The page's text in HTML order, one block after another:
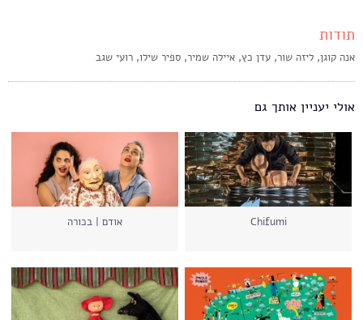
תודות
אנה קוגן, ליזה שור, עדן כץ, איילה שמיר, ספיר שילו, רועי שגב
אולי יעניין אותך גם
Chifumi אודם | בכורה